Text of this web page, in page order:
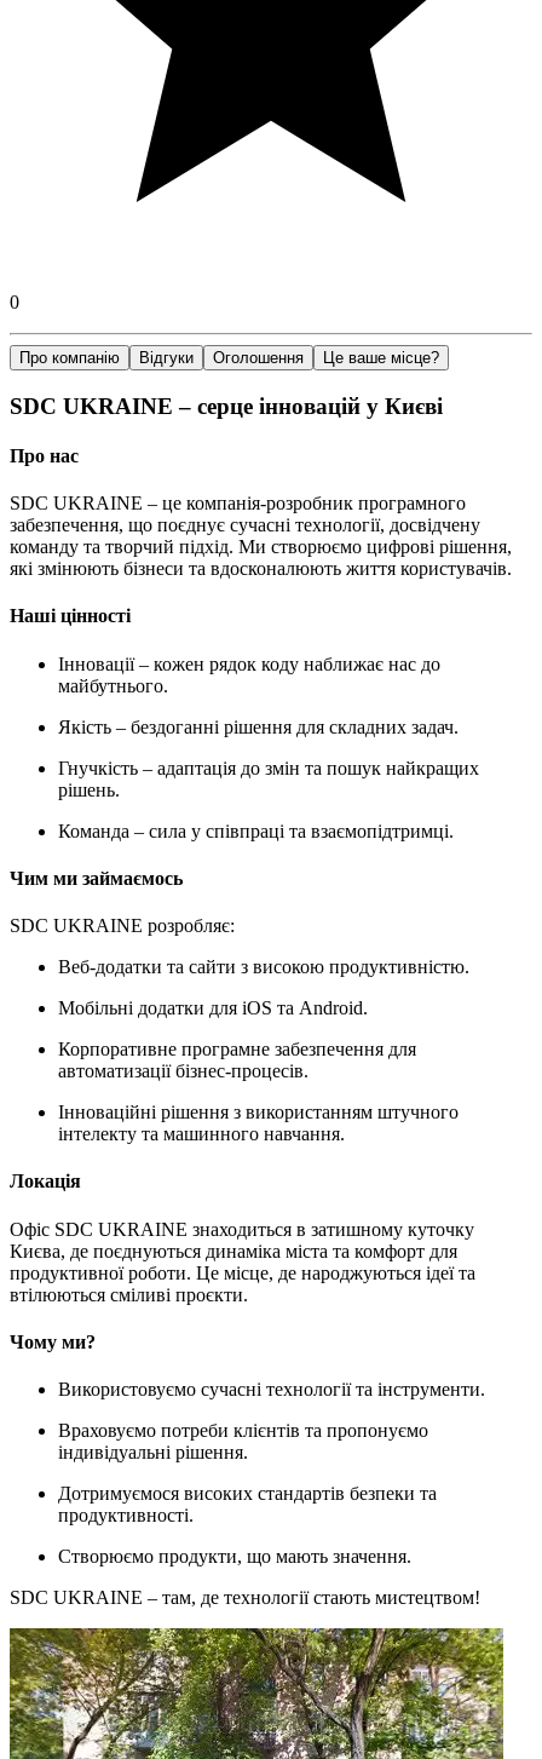
0
Про компанію Відгуки Оголошення Це ваше місце?
SDC UKRAINE – серце інновацій у Києві
Про нас
SDC UKRAINE – це компанія-розробник програмного
забезпечення, що поєднує сучасні технології, досвідчену
команду та творчий підхід. Ми створюємо цифрові рішення,
які змінюють бізнеси та вдосконалюють життя користувачів.
Наші цінності
Інновації – кожен рядок коду наближає нас до
майбутнього.
Якість – бездоганні рішення для складних задач.
Гнучкість – адаптація до змін та пошук найкращих
рішень.
Команда – сила у співпраці та взаємопідтримці.
Чим ми займаємось
SDC UKRAINE розробляє:
Веб-додатки та сайти з високою продуктивністю.
Мобільні додатки для iOS та Android.
Корпоративне програмне забезпечення для
автоматизації бізнес-процесів.
Інноваційні рішення з використанням штучного
інтелекту та машинного навчання.
Локація
Офіс SDC UKRAINE знаходиться в затишному куточку
Києва, де поєднуються динаміка міста та комфорт для
продуктивної роботи. Це місце, де народжуються ідеї та
втілюються сміливі проєкти.
Чому ми?
Використовуємо сучасні технології та інструменти.
Враховуємо потреби клієнтів та пропонуємо
індивідуальні рішення.
Дотримуємося високих стандартів безпеки та
продуктивності.
Створюємо продукти, що мають значення.
SDC UKRAINE – там, де технології стають мистецтвом!